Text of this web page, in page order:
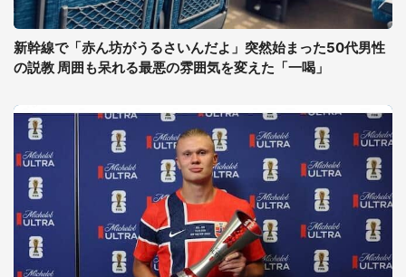
新幹線で「赤ん坊がうるさいんだよ」突然始まった50代男性
の説教 周囲も呆れる最悪の雰囲気を変えた「一喝」